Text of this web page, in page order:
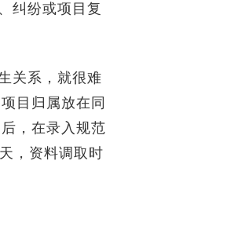
纠纷或项目复
关系，就很难
目归属放在同
，在录入规范
，资料调取时